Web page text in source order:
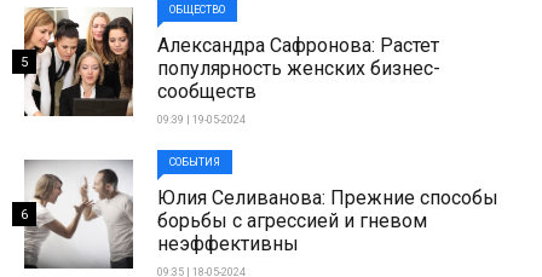
ОБЩЕСТВО
Александра Сафронова: Растет
популярность женских бизнес-
сообществ
09:39 | 19-05-2024
5
СОБЫТИЯ
Юлия Селиванова: Прежние способы
борьбы с агрессией и гневом
неэффективны
09:35 | 18-05-2024
6